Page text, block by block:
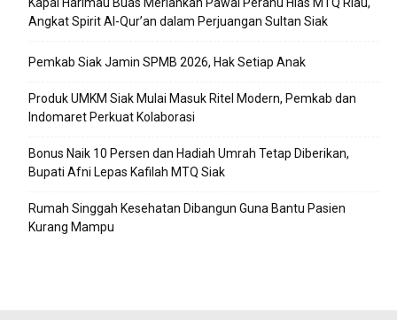
Kapal Harimau Buas Meriahkan Pawai Perahu Hias MTQ Riau,
Angkat Spirit Al-Qur’an dalam Perjuangan Sultan Siak
Pemkab Siak Jamin SPMB 2026, Hak Setiap Anak
Produk UMKM Siak Mulai Masuk Ritel Modern, Pemkab dan
Indomaret Perkuat Kolaborasi
Bonus Naik 10 Persen dan Hadiah Umrah Tetap Diberikan,
Bupati Afni Lepas Kafilah MTQ Siak
Rumah Singgah Kesehatan Dibangun Guna Bantu Pasien
Kurang Mampu